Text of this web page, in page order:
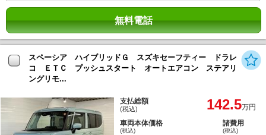
無料電話
スペーシア ハイブリッドＧ スズキセーフティー ドラレ
コ ＥＴＣ プッシュスタート オートエアコン ステアリ
ングリモ...
支払総額
(税込) 142.5万円
車両本体価格
(税込)
諸費用
(税込)